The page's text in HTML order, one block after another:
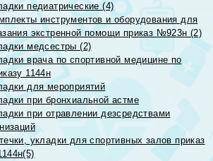
педиатрические (4)
инструментов и оборудования для
экстренной помощи приказ №923н (2)
медсестры (2)
врача по спортивной медицине по
1144н
для мероприятий
при бронхиальной астме
при отравлении дезсредствами
укладки для спортивных залов приказ